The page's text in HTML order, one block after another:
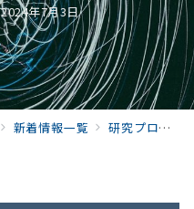
2024年7月3日
新着情報一覧 研究プロジェクト